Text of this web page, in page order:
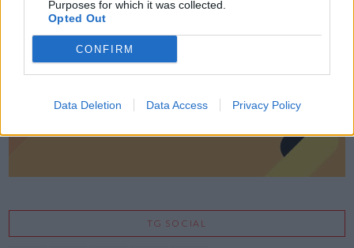
Purposes for which it was collected.
Opted Out
CONFIRM
Data Deletion Data Access Privacy Policy
TG SOCIAL